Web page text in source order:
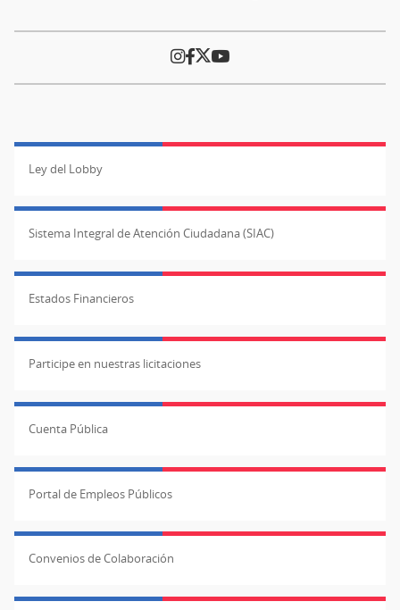
Ley del Lobby
Sistema Integral de Atención Ciudadana (SIAC)
Estados Financieros
Participe en nuestras licitaciones
Cuenta Pública
Portal de Empleos Públicos
Convenios de Colaboración